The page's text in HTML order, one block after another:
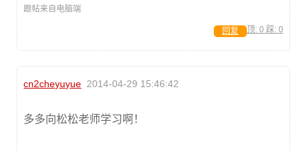
跟帖来自电脑端
顶: 0 踩: 0
回复
cn2cheyuyue 2014-04-29 15:46:42
多多向松松老师学习啊！